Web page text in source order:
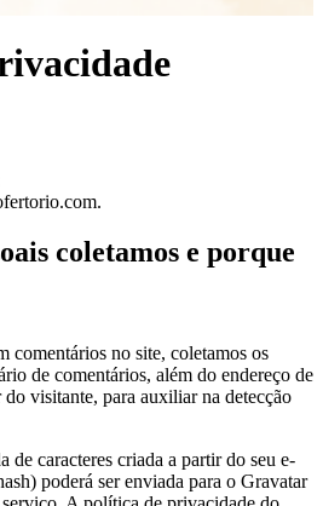
coletamos e porque
comentários no site, coletamos os
de comentários, além do endereço de
visitante, para auxiliar na detecção
de caracteres criada a partir do seu e-
poderá ser enviada para o Gravatar